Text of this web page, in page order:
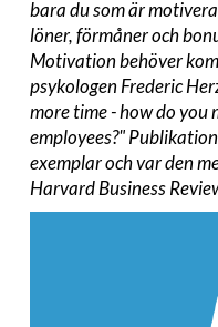
bara du som är
löner, förmåner och
Motivation behöver
psykologen Frederic
more time - how do you
employees?" P
exemplar och var den
Harvard Business